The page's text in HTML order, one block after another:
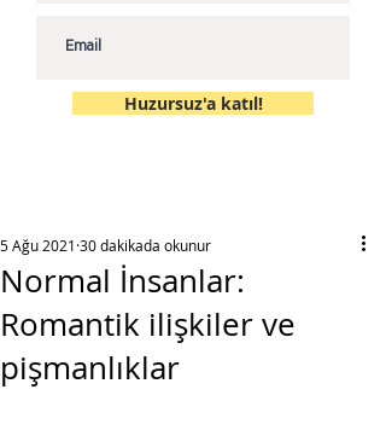
Huzursuz'a katıl!
Normal İnsanlar:
Romantik ilişkiler ve
pişmanlıklar
5 Ağu 2021 30 dakikada okunur